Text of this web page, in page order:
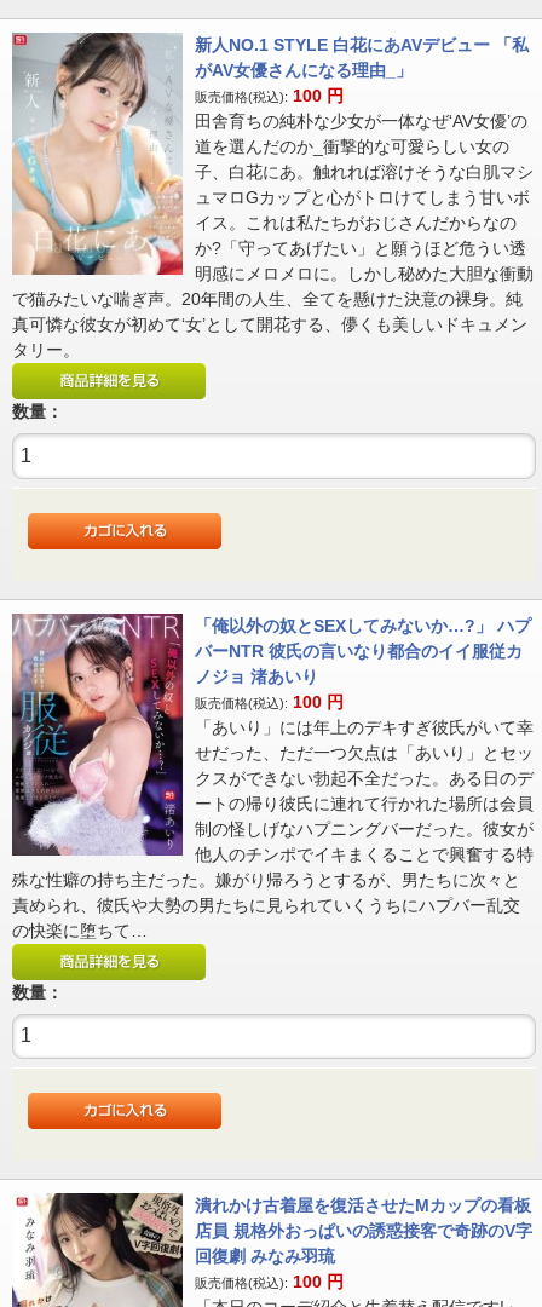
新人NO.1 STYLE 白花にあAVデビュー 「私
がAV女優さんになる理由_」
販売価格(税込): 100 円
田舎育ちの純朴な少女が一体なぜ‘AV女優’の
道を選んだのか_衝撃的な可愛らしい女の
子、白花にあ。触れれば溶けそうな白肌マシ
ュマロGカップと心がトロけてしまう甘いボ
イス。これは私たちがおじさんだからなの
か?「守ってあげたい」と願うほど危うい透
明感にメロメロに。しかし秘めた大胆な衝動
で猫みたいな喘ぎ声。20年間の人生、全てを懸けた決意の裸身。純
真可憐な彼女が初めて‘女’として開花する、儚くも美しいドキュメン
タリー。
数量：
「俺以外の奴とSEXしてみないか…?」 ハプ
バーNTR 彼氏の言いなり都合のイイ服従カ
ノジョ 渚あいり
販売価格(税込): 100 円
「あいり」には年上のデキすぎ彼氏がいて幸
せだった、ただ一つ欠点は「あいり」とセッ
クスができない勃起不全だった。ある日のデ
ートの帰り彼氏に連れて行かれた場所は会員
制の怪しげなハプニングバーだった。彼女が
他人のチンポでイキまくることで興奮する特
殊な性癖の持ち主だった。嫌がり帰ろうとするが、男たちに次々と
責められ、彼氏や大勢の男たちに見られていくうちにハプバー乱交
の快楽に堕ちて…
数量：
潰れかけ古着屋を復活させたMカップの看板
店員 規格外おっぱいの誘惑接客で奇跡のV字
回復劇 みなみ羽琉
販売価格(税込): 100 円